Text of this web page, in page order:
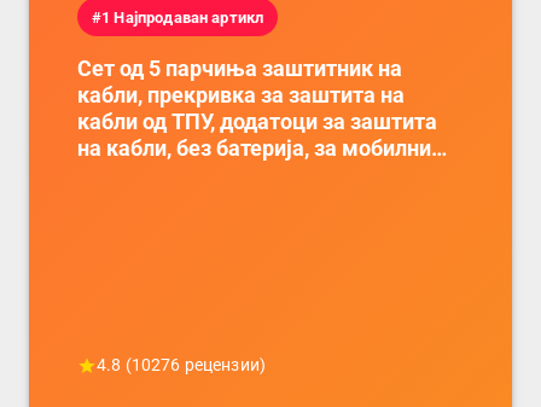
#1 Најпродаван артикл
Сет од 5 парчиња заштитник на
кабли, прекривка за заштита на
кабли од ТПУ, додатоци за заштита
на кабли, без батерија, за мобилни
4.8 (10276 рецензии)